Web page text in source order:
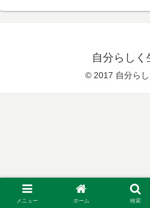
自分らしく
© 2017 自分らし
メニュー ホーム 検索